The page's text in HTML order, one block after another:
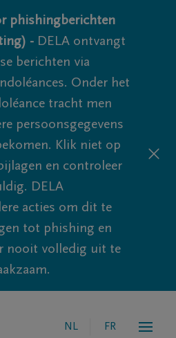
phishingberichten
- DELA ontvangt
berichten via
Onder het
tracht men
persoonsgegevens
Klik niet op
en controleer
DELA
acties om dit te
tot phishing en
nooit volledig uit te
NL FR